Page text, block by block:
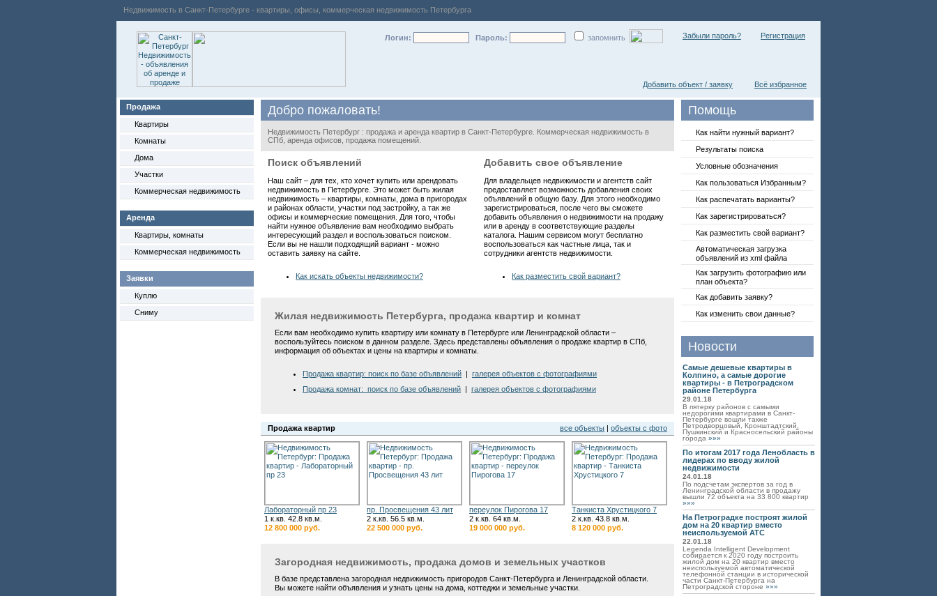
Недвижимость в Санкт-Петербурге - квартиры, офисы, коммерческая недвижимость Петербурга
Логин: Пароль: запомнить Забыли пароль? Регистрация
Добавить объект / заявку Всё избранное
Продажа
Квартиры
Комнаты
Дома
Участки
Коммерческая недвижимость
Аренда
Квартиры, комнаты
Коммерческая недвижимость
Заявки
Куплю
Сниму
Добро пожаловать!
Недвижимость Петербург : продажа и аренда квартир в Санкт-Петербурге. Коммерческая недвижимость в
СПб, аренда офисов, продажа помещений.
Поиск объявлений
Наш сайт – для тех, кто хочет купить или арендовать
недвижимость в Петербурге . Это может быть жилая
недвижимость – квартиры комнаты дома в пригородах
и районах области, участки под застройку, а так же
офисы и коммерческие помещения. Для того, чтобы
найти нужное объявление вам необходимо выбрать
интересующий раздел и воспользоваться поиском.
Если вы не нашли подходящий вариант - можно
оставить заявку на сайте.
Как искать объекты недвижимости?
Добавить свое объявление
Для владельцев недвижимости и агентств сайт
предоставляет возможность добавления своих
объявлений в общую базу. Для этого необходимо
зарегистрироваться, после чего вы сможете
добавить объявления о недвижимости на продажу
или в аренду в соответствующие разделы
каталога. Нашим сервисом могут бесплатно
воспользоваться как частные лица, так и
сотрудники агентств недвижимости.
Как разместить свой вариант?
Жилая недвижимость Петербурга, продажа квартир и комнат
Если вам необходимо купить квартиру или комнату в Петербурге или Ленинградской области –
воспользуйтесь поиском в данном разделе. Здесь представлены объявления о продаже квартир в СПб
информация об объектах и цены на квартиры и комнаты.
Продажа квартир: поиск по базе объявлений | галерея объектов с фотографиями
Продажа комнат: поиск по базе объявлений | галерея объектов с фотографиями
Продажа квартир все объекты | объекты с фото
Лабораторный пр 23
1 к.кв. 42.8 кв.м.
12 800 000 руб.
пр. Просвещения 43 лит
2 к.кв. 56.5 кв.м.
22 500 000 руб.
переулок Пирогова 17
2 к.кв. 64 кв.м.
19 000 000 руб.
Танкиста Хрустицкого 7
2 к.кв. 43.8 кв.м.
8 120 000 руб.
Загородная недвижимость, продажа домов и земельных участков
В базе представлена загородная недвижимость пригородов Санкт-Петербурга и Ленинградской области.
Вы можете найти объявления и узнать цены на дома, коттеджи и земельные участки.
Помощь
Как найти нужный вариант?
Результаты поиска
Условные обозначения
Как пользоваться Избранным?
Как распечатать варианты?
Как зарегистрироваться?
Как разместить свой вариант?
Автоматическая загрузка
объявлений из xml файла
Как загрузить фотографию или
план объекта?
Как добавить заявку?
Как изменить свои данные?
Новости
Самые дешевые квартиры в
Колпино, а самые дорогие
квартиры - в Петроградском
районе Петербурга
29.01.18
В пятерку районов с самыми
недорогими квартирами в Санкт-
Петербурге вошли также
Петродворцовый, Кронштадтский,
Пушкинский и Красносельский районы
города »»»
По итогам 2017 года Ленобласть в
лидерах по вводу жилой
недвижимости
24.01.18
По подсчетам экспертов за год в
Ленинградской области в продажу
вышли 72 объекта на 33 800 квартир
»»»
На Петроградке построят жилой
дом на 20 квартир вместо
неиспользуемой АТС
22.01.18
Legenda Intelligent Development
собирается к 2020 году построить
жилой дом на 20 квартир вместо
неиспользуемой автоматической
телефонной станции в исторической
части Санкт-Петербурга на
Петроградской стороне »»»